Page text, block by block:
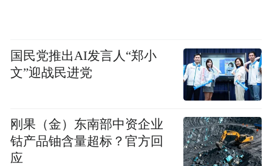
国民党推出AI发言人“郑小
文”迎战民进党
刚果（金）东南部中资企业
钴产品铀含量超标？官方回
应